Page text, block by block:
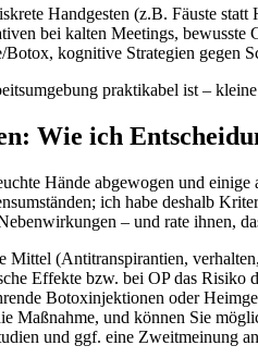
Handgesten ⁤(z.B. Fäuste statt
bei kalten Meetings, bewusste
kognitive Strategien gegen
praktikabel ist –
Wie ich‍
Hände abgewogen und
‌ich habe deshalb
– und rate ihnen,
Mittel (Antitranspirantien,
Effekte bzw. bei OP das Risiko
Botoxinjektionen oder
Maßnahme, und können Sie
und ggf. eine ⁢Zweitmeinung